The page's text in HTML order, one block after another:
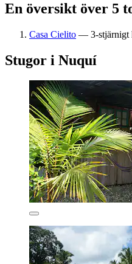
En översikt över 5
Casa Cielito — 3-stjärnigt
Stugor i Nuquí